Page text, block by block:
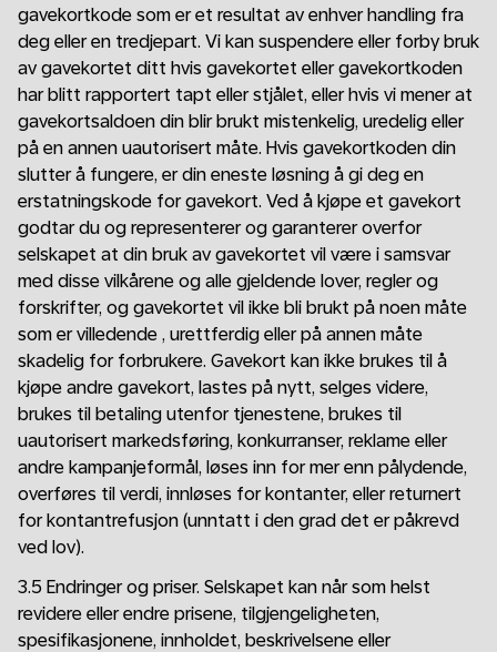
gavekortkode som er et resultat av enhver handling fra
deg eller en tredjepart. Vi kan suspendere eller forby bruk
av gavekortet ditt hvis gavekortet eller gavekortkoden
har blitt rapportert tapt eller stjålet, eller hvis vi mener at
gavekortsaldoen din blir brukt mistenkelig, uredelig eller
på en annen uautorisert måte. Hvis gavekortkoden din
slutter å fungere, er din eneste løsning å gi deg en
erstatningskode for gavekort. Ved å kjøpe et gavekort
godtar du og representerer og garanterer overfor
selskapet at din bruk av gavekortet vil være i samsvar
med disse vilkårene og alle gjeldende lover, regler og
forskrifter, og gavekortet vil ikke bli brukt på noen måte
som er villedende , urettferdig eller på annen måte
skadelig for forbrukere. Gavekort kan ikke brukes til å
kjøpe andre gavekort, lastes på nytt, selges videre,
brukes til betaling utenfor tjenestene, brukes til
uautorisert markedsføring, konkurranser, reklame eller
andre kampanjeformål, løses inn for mer enn pålydende,
overføres til verdi, innløses for kontanter, eller returnert
for kontantrefusjon (unntatt i den grad det er påkrevd
ved lov).
3.5 Endringer og priser. Selskapet kan når som helst
revidere eller endre prisene, tilgjengeligheten,
spesifikasjonene, innholdet, beskrivelsene eller